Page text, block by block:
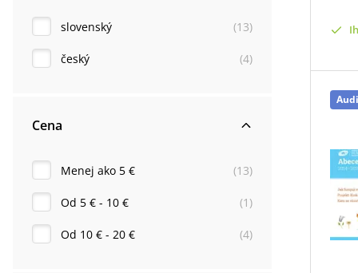
slovenský (13)
český (4)
Cena
Menej ako 5 € (13)
Od 5 € - 10 € (1 )
Od 10 € - 20 € (4)